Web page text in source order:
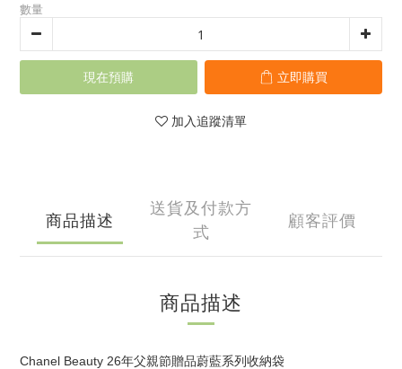
數量
現在預購 立即購買
加入追蹤清單
商品描述
送貨及付款方
式
顧客評價
商品描述
Chanel Beauty 26年父親節贈品蔚藍系列收納袋